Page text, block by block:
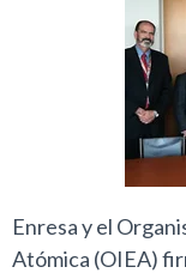
Enresa y el
Atómica (OIEA)